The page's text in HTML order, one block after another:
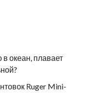
океан, плавает
Ruger Mini-